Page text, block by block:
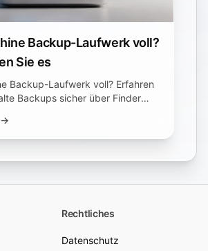
Backup-Laufwerk voll?
Sie es
Backup-Laufwerk voll? Erfahren
Backups sicher über Finder
→
Rechtliches
Datenschutz